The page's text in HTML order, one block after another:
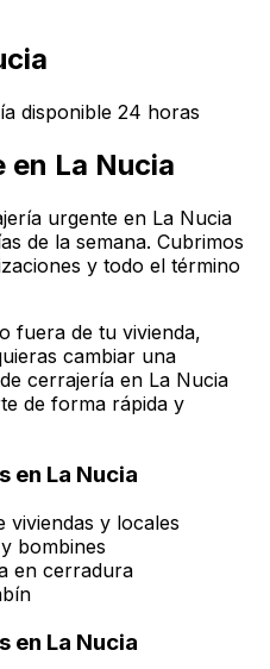
disponible 24 horas
en La Nucia
urgente en La Nucia
de la semana. Cubrimos
y todo el término
fuera de tu vivienda,
cambiar una
cerrajería en La Nucia
de forma rápida y
en La Nucia
viviendas y locales
bombines
en cerradura
en La Nucia